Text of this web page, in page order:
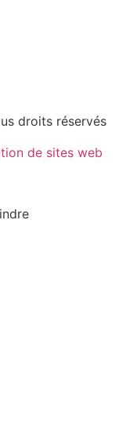
droits réservés
de sites web